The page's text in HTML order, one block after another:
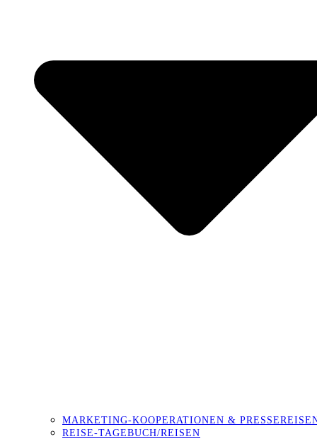
MARKETING-KOOPERATIONEN &
REISE-TAGEBUCH/REISEN